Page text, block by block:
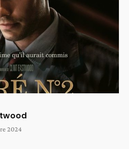
2024